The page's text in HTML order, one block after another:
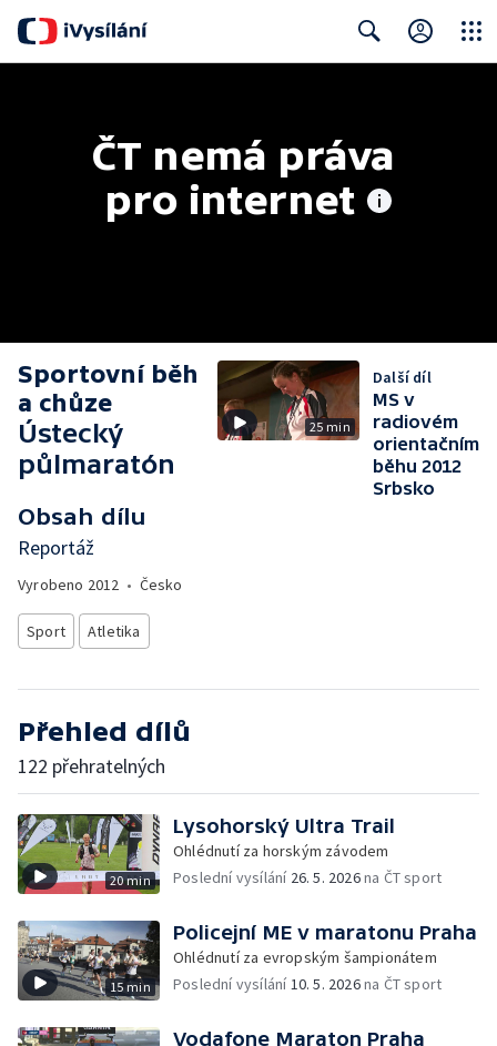
ČT nemá práva
pro internet
Sportovní běh
a chůze
Ústecký
půlmaratón
Obsah dílu
Reportáž
Vyrobeno 2012 • Česko
Sport Atletika
25 min
Další díl
MS v
radiovém
orientačním
běhu 2012
Srbsko
Přehled dílů
122 přehratelných
20 min
Lysohorský Ultra Trail
Ohlédnutí za horským závodem
Poslední vysílání 26. 5. 2026na ČT sport
15 min
Policejní ME v maratonu Praha
Ohlédnutí za evropským šampionátem
Poslední vysílání10. 5. 2026na ČT sport
Vodafone Maraton Praha